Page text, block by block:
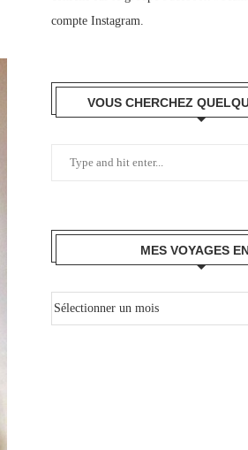
compte Instagram.
VOUS CHERCHEZ
MES VOYAGES